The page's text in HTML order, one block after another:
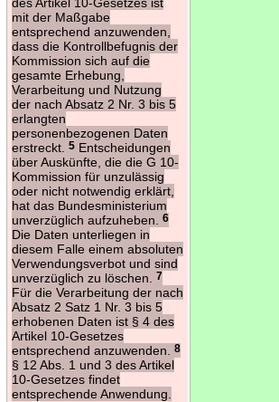
mit der Maßgabe
entsprechend anzuwenden,
dass die Kontrollbefugnis der
Kommission sich auf die
gesamte Erhebung,
Verarbeitung und Nutzung
der nach Absatz 2 Nr. 3 bis 5
erlangten
personenbezogenen Daten
erstreckt.
5Entscheidungen
über Auskünfte, die die G 10-
Kommission für unzulässig
oder nicht notwendig erklärt,
hat das Bundesministerium
unverzüglich aufzuheben.
6
Die Daten unterliegen in
diesem Falle einem absoluten
Verwendungsverbot und sind
unverzüglich zu löschen.
7
Für die Verarbeitung der nach
Absatz 2 Satz 1 Nr. 3 bis 5
erhobenen Daten ist § 4 des
Artikel 10-Gesetzes
entsprechend anzuwenden.
8
§ 12 Abs. 1 und 3 des Artikel
10-Gesetzes findet
entsprechende Anwendung.